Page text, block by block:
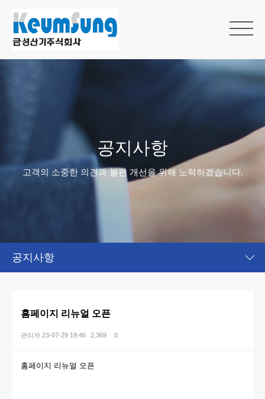
공지사항
고객의 소중한 의견과 불편 개선을 위해 노력하겠습니다.
공지사항
홈페이지 리뉴얼 오픈
관리자 23-07-29 19:46 2,369 0
본문
홈페이지 리뉴얼 오픈